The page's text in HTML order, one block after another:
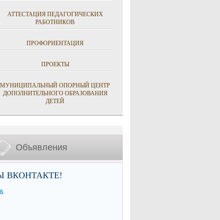
АТТЕСТАЦИЯ ПЕДАГОГИЧЕСКИХ
РАБОТНИКОВ
ПРОФОРИЕНТАЦИЯ
ПРОЕКТЫ
МУНИЦИПАЛЬНЫЙ ОПОРНЫЙ ЦЕНТР
ДОПОЛНИТЕЛЬНОГО ОБРАЗОВАНИЯ
ДЕТЕЙ
Объявления
ВКОНТАКТЕ!